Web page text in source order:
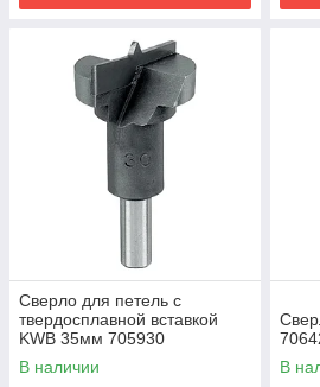
Сверло для петель с
твердосплавной вставкой
KWB 35мм 705930
В наличии
В